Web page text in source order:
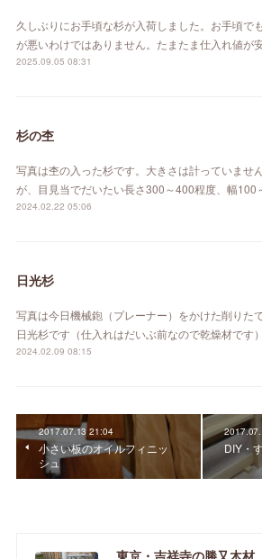
久しぶりにお手頃な杉が入荷しました。お手頃で
が悪いわけではありません。たまたま仕入れ値が
2025.09.05 08:31
杉の杢
写真は杢の入った杉です。大きさは計っていませ
が、目見当でだいたい長さ300～400程度、幅100
2024.02.22 05:06
日光杉
写真は今日機械鉋（プレーナー）をかけた削りた
日光杉です（仕入れはだいぶ前なので乾燥材です
2024.02.09 08:15
2017.07.13 21:04
小さい板のオイルフィニッ
シュ
DIY・